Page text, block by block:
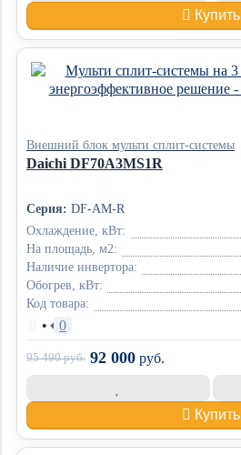
Купить
Внешний блок мульти сплит-системы
Daichi DF70A3MS1R
Серия: DF-AM-R
Охлаждение, кВт:
На площадь, м2:
Наличие инвертора:
Обогрев, кВт:
Код товара:
• 0
95 490руб. 92 000 руб.
Купить